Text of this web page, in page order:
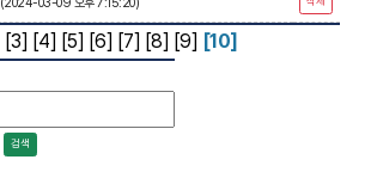
[3] [4] [5] [6] [7] [8] [9] [10]
검색